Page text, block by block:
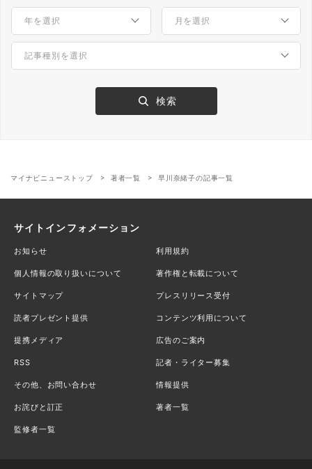
マイナビニューストップ 著者一覧 早川奈緒子の記事一覧
サイトインフォメーション
お知らせ 利用規約
個人情報の取り扱いについて 著作権と転載について
サイトマップ プレスリリース受付
読者プレゼント提供 コンテンツ利用について
提携メディア 広告のご案内
RSS 記者・ライター募集
その他、お問い合わせ 情報提供
お詫びと訂正 著者一覧
監修者一覧